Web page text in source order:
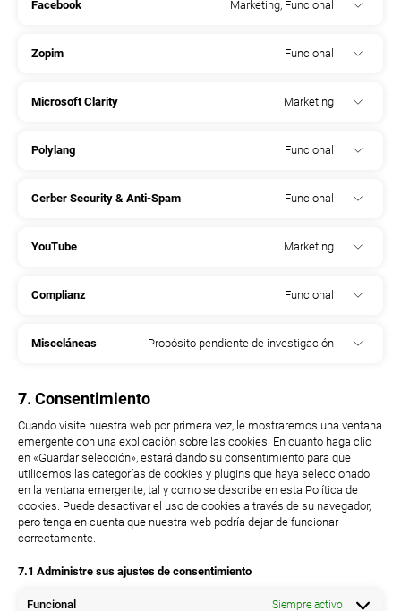
Facebook Marketing, Funcional
Zopim Funcional
Microsoft Clarity Marketing
Polylang Funcional
Cerber Security & Anti-Spam Funcional
YouTube Marketing
Complianz Funcional
Misceláneas Propósito pendiente de investigación
7. Consentimiento
Cuando visite nuestra web por primera vez, le mostraremos una ventana
emergente con una explicación sobre las cookies. En cuanto haga clic
en «Guardar selección», estará dando su consentimiento para que
utilicemos las categorías de cookies y plugins que haya seleccionado
en la ventana emergente, tal y como se describe en esta Política de
cookies. Puede desactivar el uso de cookies a través de su navegador,
pero tenga en cuenta que nuestra web podría dejar de funcionar
correctamente.
7.1 Administre sus ajustes de consentimiento
Funcional Siempre activo